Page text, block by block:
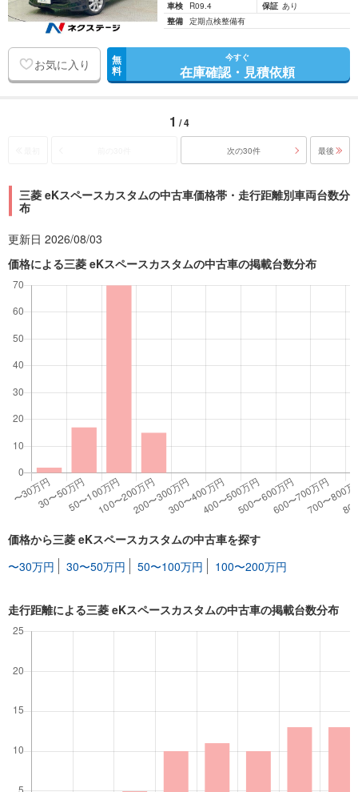
車検 R09.4 保証 あり
整備 定期点検整備有
お気に入り 無
料
今すぐ
在庫確認・見積依頼
1 / 4
次の30件 最後
三菱 eKスペースカスタムの中古車価格帯・走行距離別車両台数分
布
更新日 2026/08/03
価格による三菱 eKスペースカスタムの中古車の掲載台数分布
価格から三菱 eKスペースカスタムの中古車を探す
〜30万円
30〜50万円 50〜100万円 100〜200万円
走行距離による三菱 eKスペースカスタムの中古車の掲載台数分布